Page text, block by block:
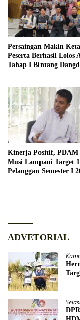
Persaingan Makin
Peserta Berhasil Lolos
Tahap I Bintang
Kinerja Positif,
Musi Lampaui Target
Pelanggan Semester I
ADVETORIAL